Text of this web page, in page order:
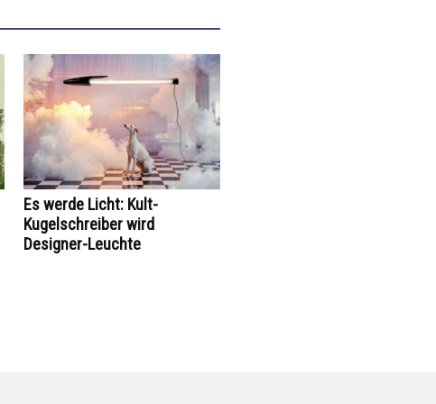
Es werde Licht: Kult-
Kugelschreiber wird
Designer-Leuchte